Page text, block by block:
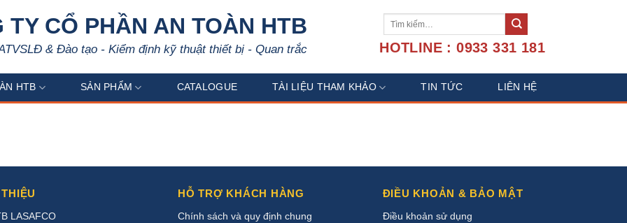
TY CỔ PHẦN AN TOÀN HTB
& Đào tạo - Kiểm định kỹ thuật thiết bị - Quan trắc
Tìm
HOTLINE : 0933 331 181
HTB SẢN PHẨM CATALOGUE TÀI LIỆU THAM KHẢO TIN TỨC LIÊN HỆ
LASAFCO
HỖ TRỢ KHÁCH HÀNG
Chính sách và quy định chung
ĐIỀU KHOẢN & BẢO MẬT
Điều khoản sử dụng